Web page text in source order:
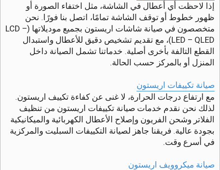
إذا لاحظت أي أعطال في الشاشة، مثل اختفاء الصورة أو
ظهور خطوط أو توقف الشاشة تمامًا، اتصل بنا فورًا. نحن
متخصصون في صيانة شاشات اريستون بجميع موديلاتها (LCD –
LED – QLED)، مع تقديم تشخيص دقيق للأعطال واستبدال
القطع التالفة بأخرى أصلية. خدماتنا تشمل الصيانة داخل
المنزل أو بالمركز حسب الحالة.
صيانة تكييفات اريستون
مع ارتفاع درجات الحرارة، لا غنى عن كفاءة تكييف اريستون.
لذلك نحن نقدم خدمات صيانة تكييفات اريستون من تنظيف
الفلاتر وشحن الفريون وإصلاح الأعطال الكهربائية والميكانيكية
بجودة عالية. فريقنا جاهز لصيانة التكييفات السبليت والمركزية
في أسرع وقت.
صيانة ميكروويف اريستون